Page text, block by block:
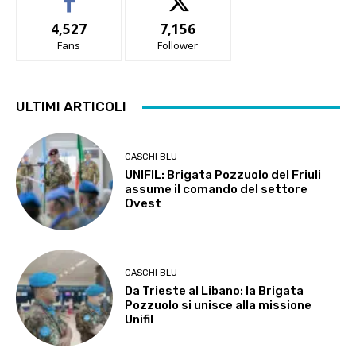
4,527
Fans
7,156
Follower
ULTIMI ARTICOLI
CASCHI BLU
UNIFIL: Brigata Pozzuolo del Friuli
assume il comando del settore
Ovest
CASCHI BLU
Da Trieste al Libano: la Brigata
Pozzuolo si unisce alla missione
Unifil